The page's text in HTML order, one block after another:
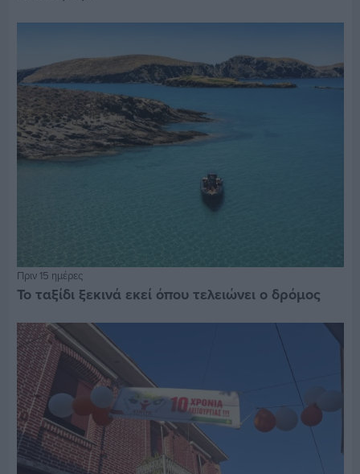
Πριν 15 ημέρες
Το ταξίδι ξεκινά εκεί όπου τελειώνει ο δρόμος